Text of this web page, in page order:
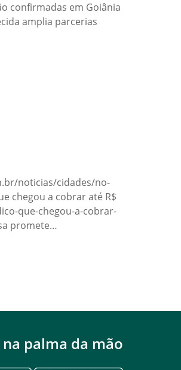
confirmadas em Goiânia
amplia parcerias
noticias/cidades/no-
chegou a cobrar até R$
que-chegou-a-cobrar-
promete…
palma da mão